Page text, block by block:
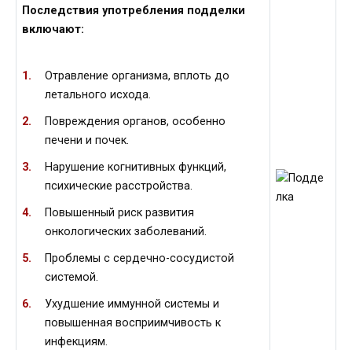
Последствия употребления подделки
включают:
Отравление организма, вплоть до
летального исхода.
Повреждения органов, особенно
печени и почек.
Нарушение когнитивных функций,
психические расстройства.
Повышенный риск развития
онкологических заболеваний.
Проблемы с сердечно-сосудистой
системой.
Ухудшение иммунной системы и
повышенная восприимчивость к
инфекциям.